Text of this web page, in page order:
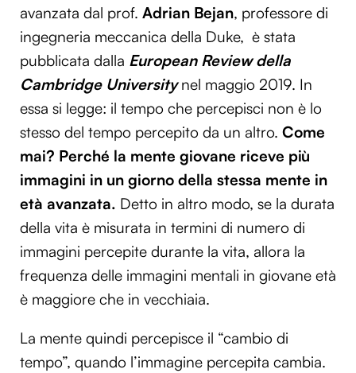
avanzata dal prof. Adrian Bejan, professore di
ingegneria meccanica della Duke, è stata
pubblicata dalla European Review della
Cambridge Universitynel maggio 2019. In
essa si legge: il tempo che percepisci non è lo
stesso del tempo percepito da un altro. Come
mai? Perché la mente giovane riceve più
immagini in un giorno della stessa mente in
età avanzata. Detto in altro modo, se la durata
della vita è misurata in termini di numero di
immagini percepite durante la vita, allora la
frequenza delle immagini mentali in giovane età
è maggiore che in vecchiaia.
La mente quindi percepisce il “cambio di
tempo”, quando l’immagine percepita cambia.